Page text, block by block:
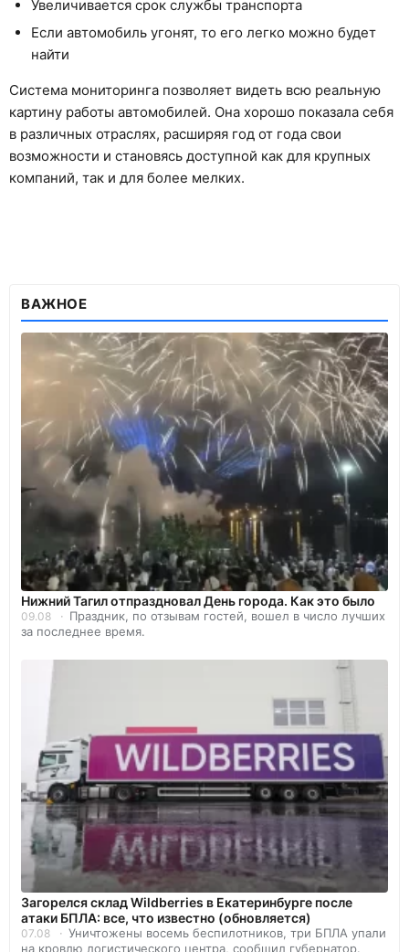
Увеличивается срок службы транспорта
Если автомобиль угонят, то его легко можно будет
найти
Система мониторинга позволяет видеть всю реальную
картину работы автомобилей. Она хорошо показала себя
в различных отраслях, расширяя год от года свои
возможности и становясь доступной как для крупных
компаний, так и для более мелких.
ВАЖНОЕ
Нижний Тагил отпраздновал День города. Как это было
09.08
Праздник, по отзывам гостей, вошел в число лучших
за последнее время.
Загорелся склад Wildberries в Екатеринбурге после
атаки БПЛА: все, что известно (обновляется)
07.08
Уничтожены восемь беспилотников, три БПЛА упали
на кровлю логистического центра, сообщил губернатор.